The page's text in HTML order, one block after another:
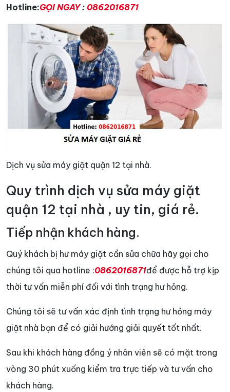
Hotline:GỌI NGAY: 0862016871
Dịch vụ sửa máy giặt quận 12 tại nhà.
Quy trình dịch vụ sửa máy giặt
quận 12 tại nhà , uy tin, giá rẻ.
Tiếp nhận khách hàng.
Quý khách bị hư máy giặt cần sửa chữa hãy gọi cho
chúng tôi qua hotline :0862016871để được hỗ trợ kịp
thời tư vấn miễn phí đối với tình trạng hư hỏng.
Chúng tôi sẽ tư vấn xác định tình trạng hư hỏng máy
giặt nhà bạn để có giải hướng giải quyết tốt nhất.
Sau khi khách hàng đồng ý nhân viên sẽ có mặt trong
vòng 30 phút xuống kiểm tra trực tiếp và tư vấn cho
khách hàng.